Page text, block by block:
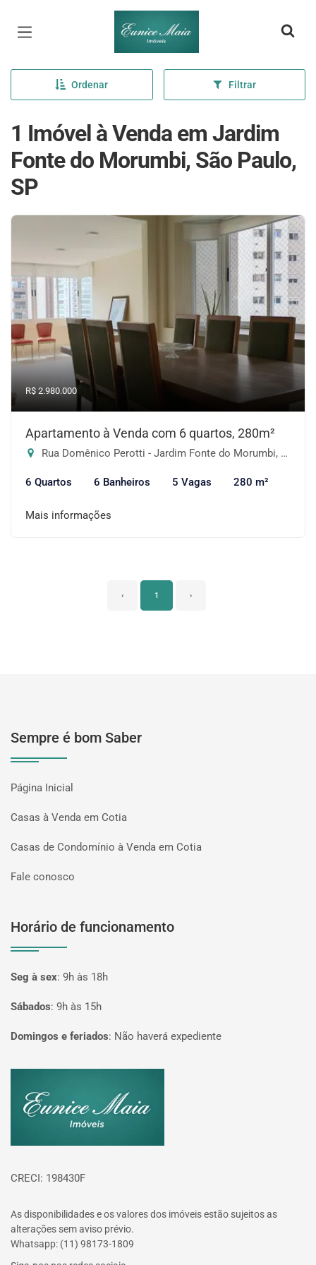
Página inicial
Ordenar Filtrar
1 Imóvel à Venda em Jardim
Fonte do Morumbi, São Paulo,
SP
R$ 2.980.000
Apartamento à Venda com 6 quartos, 280m²
Rua Domênico Perotti - Jardim Fonte do Morumbi, São Paulo-SP
6 Quartos 6 Banheiros 5 Vagas 280 m²
Mais informações
‹ 1 ›
Sempre é bom Saber
Página Inicial
Casas à Venda em Cotia
Casas de Condomínio à Venda em Cotia
Fale conosco
Horário de funcionamento
Seg à sex: 9h às 18h
Sábados: 9h às 15h
Domingos e feriados: Não haverá expediente
CRECI: 198430F
As disponibilidades e os valores dos imóveis estão sujeitos as
alterações sem aviso prévio.
Whatsapp: (11) 98173-1809